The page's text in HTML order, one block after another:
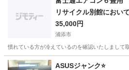
リサイクル別館におい
35,000円
浦添市
慣れている方が冷えているのを確認いたしまして
沖縄 浦添市 季節、空調家電
ASUSジャンク⭐️